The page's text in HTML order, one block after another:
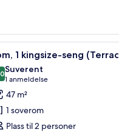
6 1 kingsize-seng
av 10
Suverent
1 anmeldelse
(1
anmeldelse)
47 m²
1 soverom
Plass til 2 personer